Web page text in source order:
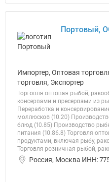
Портовый,
Импортер, Оптовая
торговля, Экспортер
Торговля оптовая рыбой,
консервами и пресервами из
Переработка и
моллюсков (10.20)
блюд (10.85) Производство
питания (10.86.8) Торговля
продуктами, включая рыбу,
Торговля розничная рыбой,
Россия, Москва ИНН: